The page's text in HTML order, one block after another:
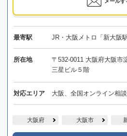
メールす
最寄駅 JR・大阪メトロ「新大阪
所在地
〒532-0011 大阪府大阪
三星ビル５階
対応エリア 大阪、全国オンライン相
大阪府 大阪市